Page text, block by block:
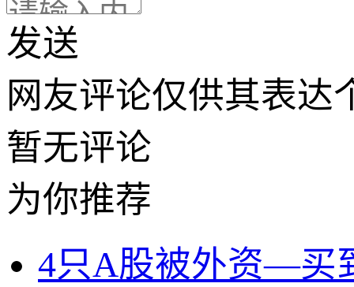
发送
网友评论仅供其表达
暂无评论
为你推荐
4只A股被外资—买